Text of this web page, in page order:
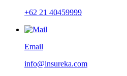
+62 21 40459999
Email
info@insureka.com